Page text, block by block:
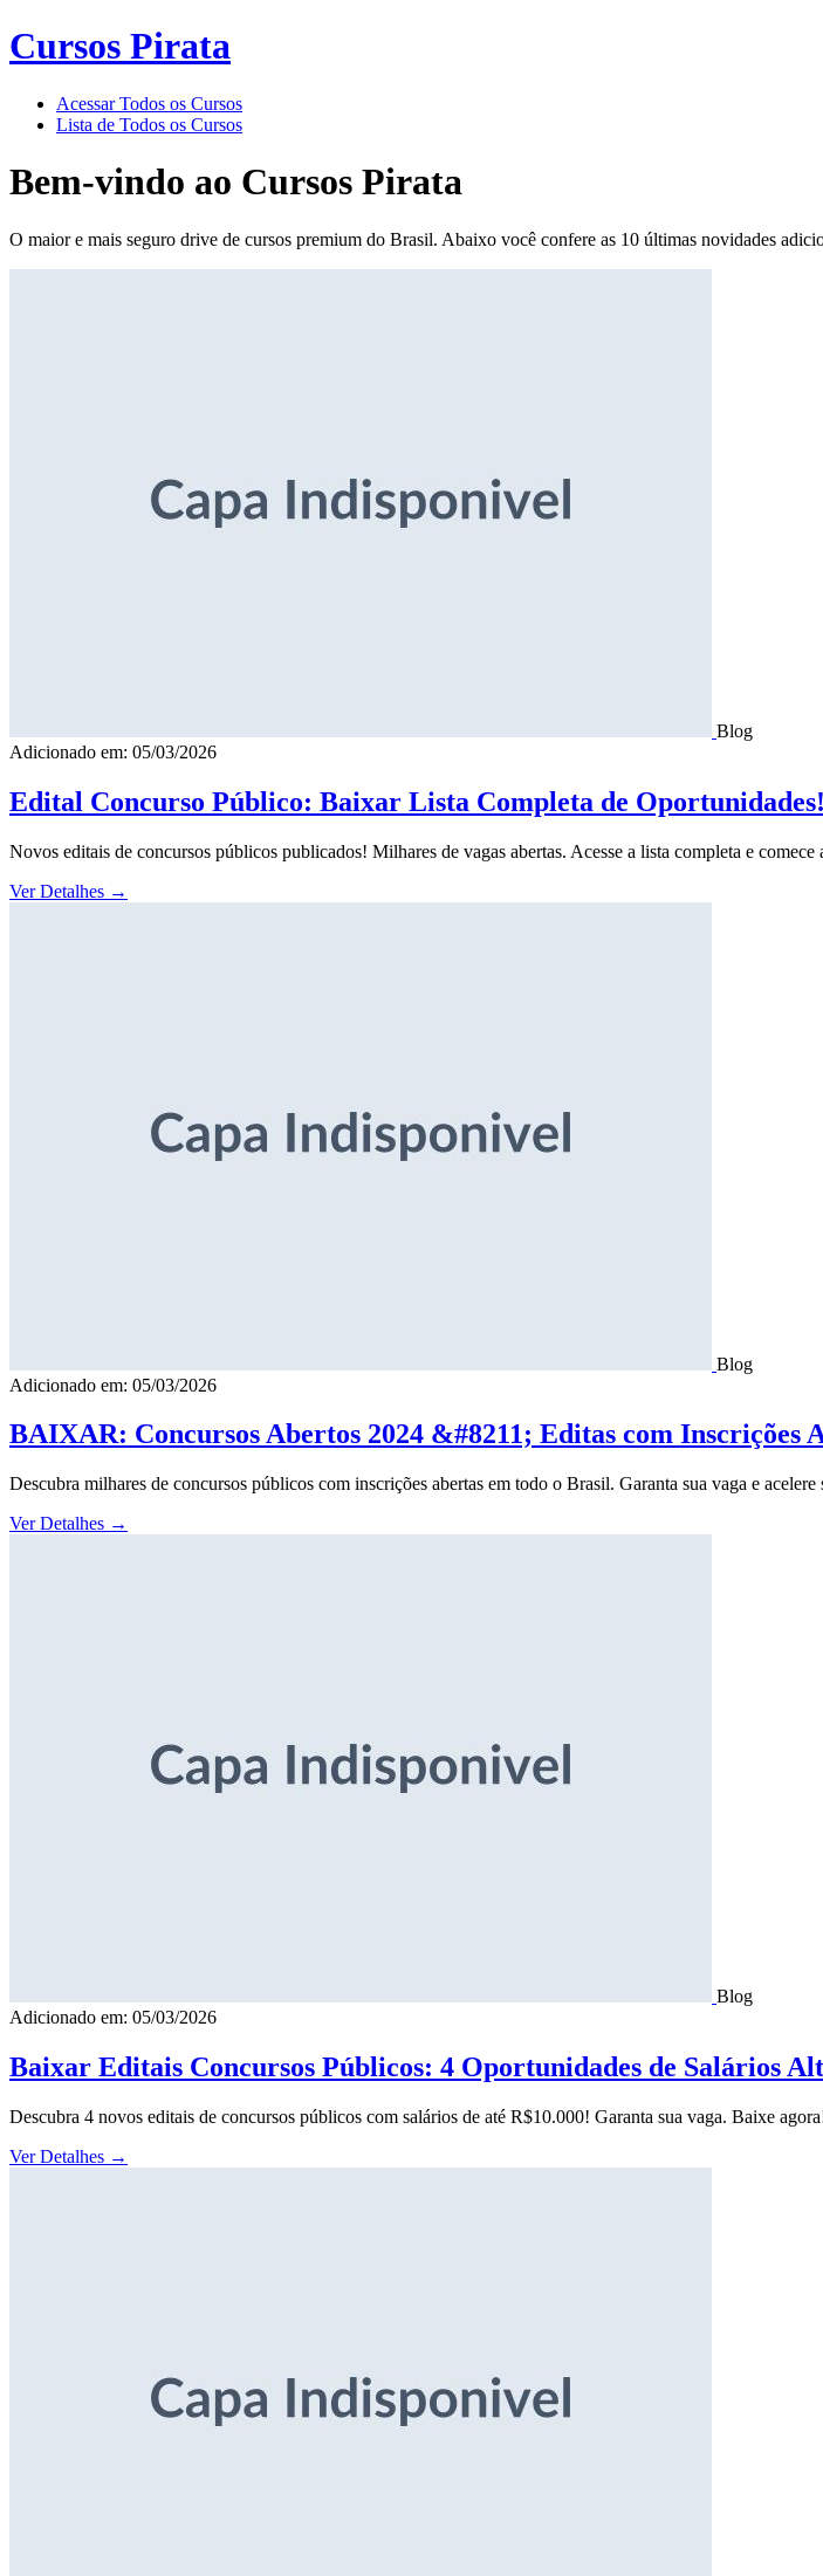
Cursos Pirata
Acessar Todos os Cursos
Lista de Todos os Cursos
Bem-vindo ao Cursos Pirata
O maior e mais seguro drive de cursos premium do Brasil. Abaixo você confere as 10 últimas novidades
Blog
Adicionado em: 05/03/2026
Edital Concurso Público: Baixar Lista Completa de Oportunidades!
Novos editais de concursos públicos publicados! Milhares de vagas abertas. Acesse a lista completa e
Ver Detalhes →
Blog
Adicionado em: 05/03/2026
BAIXAR: Concursos Abertos 2024 &#8211; Editas com Inscrições
Descubra milhares de concursos públicos com inscrições abertas em todo o Brasil. Garanta sua vaga e acelere
Ver Detalhes →
Blog
Adicionado em: 05/03/2026
Baixar Editais Concursos Públicos: 4 Oportunidades de Salários
Descubra 4 novos editais de concursos públicos com salários de até R$10.000! Garanta sua vaga. Baixe
Ver Detalhes →